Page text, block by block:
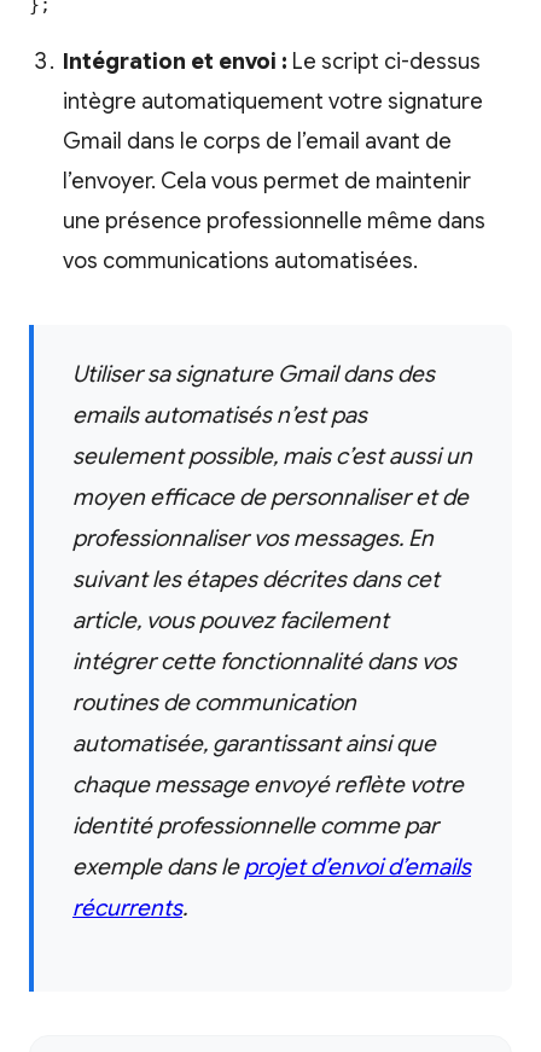
};
Intégration et envoi : Le script ci-dessus
intègre automatiquement votre signature
Gmail dans le corps de l’email avant de
l’envoyer. Cela vous permet de maintenir
une présence professionnelle même dans
vos communications automatisées.
Utiliser sa signature Gmail dans des
emails automatisés n’est pas
seulement possible, mais c’est aussi un
moyen efficace de personnaliser et de
professionnaliser vos messages. En
suivant les étapes décrites dans cet
article, vous pouvez facilement
intégrer cette fonctionnalité dans vos
routines de communication
automatisée, garantissant ainsi que
chaque message envoyé reflète votre
identité professionnelle comme par
exemple dans leprojet d’envoi d’emails
récurrents.